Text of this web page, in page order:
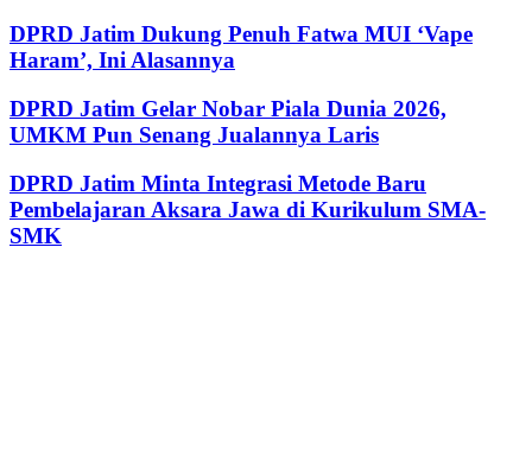
DPRD Jatim Dukung Penuh Fatwa MUI ‘Vape
Haram’, Ini Alasannya
DPRD Jatim Gelar Nobar Piala Dunia 2026,
UMKM Pun Senang Jualannya Laris
DPRD Jatim Minta Integrasi Metode Baru
Pembelajaran Aksara Jawa di Kurikulum SMA-
SMK